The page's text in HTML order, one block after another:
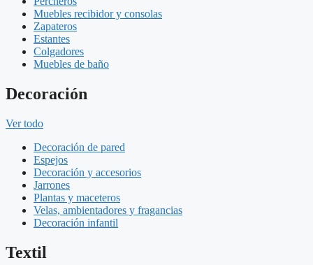
Muebles recibidor y consolas
Zapateros
Estantes
Colgadores
Muebles de baño
Decoración
Ver todo
Decoración de pared
Espejos
Decoración y accesorios
Jarrones
Plantas y maceteros
Velas, ambientadores y fragancias
Decoración infantil
Textil